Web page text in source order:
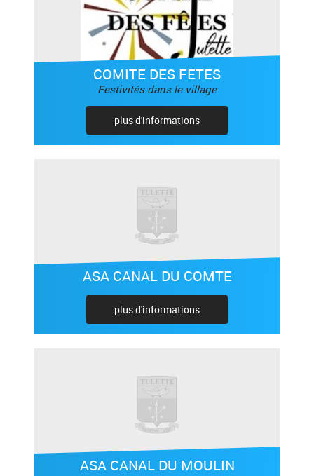
COMITE DES FETES
Festivités dans le village
plus d'informations
ASA CANAL DU COMTE
plus d'informations
ASA CANAL DU MOULIN